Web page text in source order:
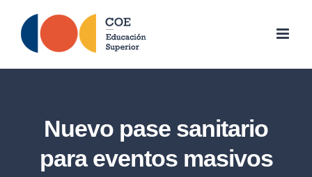
content
Nuevo pase sanitario
para eventos masivos